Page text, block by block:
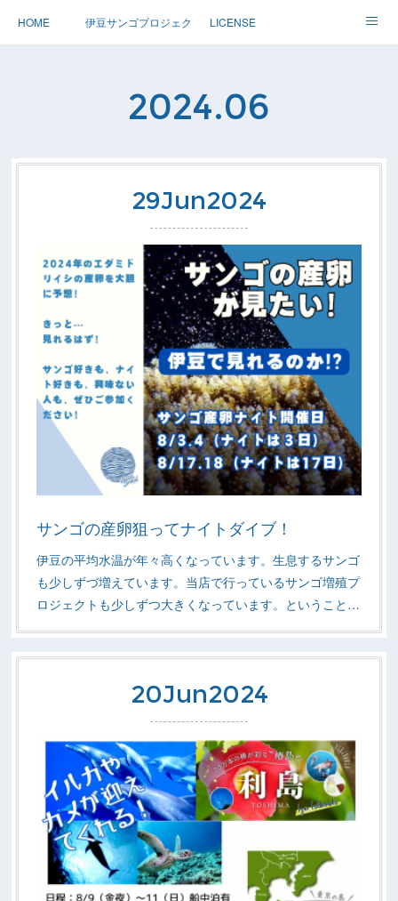
HOME 伊豆サンゴプロジェクト LICENSE
アースサウンドについて
2024.06
29Jun2024
サンゴの産卵狙ってナイトダイブ！
伊豆の平均水温が年々高くなっています。生息するサンゴ
も少しずづ増えています。当店で行っているサンゴ増殖プ
ロジェクトも少しずつ大きくなっています。ということ…
20Jun2024